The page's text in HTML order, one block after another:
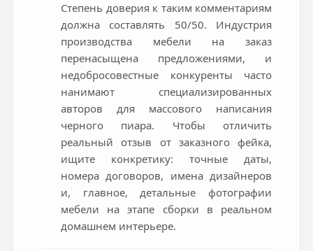
Степень доверия к таким комментариям
должна составлять 50/50. Индустрия
производства мебели на заказ
перенасыщена предложениями, и
недобросовестные конкуренты часто
нанимают специализированных
авторов для массового написания
черного пиара. Чтобы отличить
реальный отзыв от заказного фейка,
ищите конкретику: точные даты,
номера договоров, имена дизайнеров
и, главное, детальные фотографии
мебели на этапе сборки в реальном
домашнем интерьере.